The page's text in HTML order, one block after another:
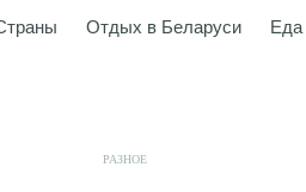
Отдых в Беларуси Еда
РАЗНОЕ